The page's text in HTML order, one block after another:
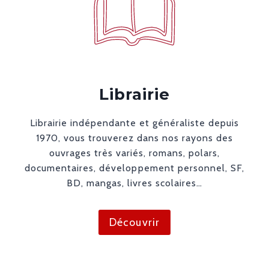
Librairie
Librairie indépendante et généraliste depuis
1970, vous trouverez dans nos rayons des
ouvrages très variés, romans, polars,
documentaires, développement personnel, SF,
BD, mangas, livres scolaires…
Découvrir